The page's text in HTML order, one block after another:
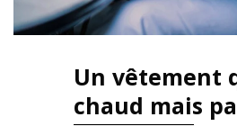
Un vêtement
chaud mais